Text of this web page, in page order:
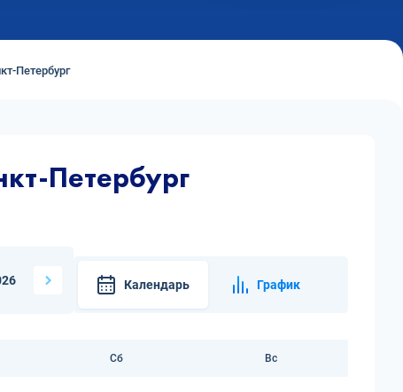
Петербург
Петербург
Календарь График
Сб Вс